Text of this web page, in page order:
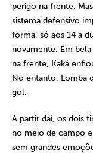
perigo na frente.
sistema defensivo
forma, só aos 14 a
novamente. Em
na frente, Kaká
No entanto, Lomba
gol.
A partir daí, os dois
no meio de campo
sem grandes